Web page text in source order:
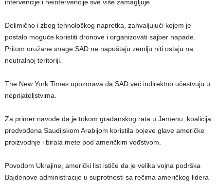
intervencije i neintervencije sve više zamagljuje.
Delimično i zbog tehnološkog napretka, zahvaljujući kojem je
postalo moguće koristiti dronove i organizovati sajber napade.
Pritom oružane snage SAD ne napuštaju zemlju niti ostaju na
neutralnoj teritoriji.
The New York Times upozorava da SAD već indirektno učestvuju u
neprijateljstvima.
Za primer navode da je tokom građanskog rata u Jemenu, koalicija
predvođena Saudijskom Arabijom koristila bojeve glave američke
proizvodnje i birala mete pod američkim vođstvom.
Povodom Ukrajine, američki list ističe da je velika vojna podrška
Bajdenove administracije u suprotnosti sa rečima američkog lidera